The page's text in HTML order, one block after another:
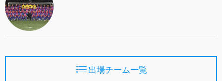
出場チーム一覧